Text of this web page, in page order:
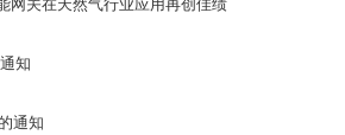
网关在天然气行业应用再创佳绩
知
通知